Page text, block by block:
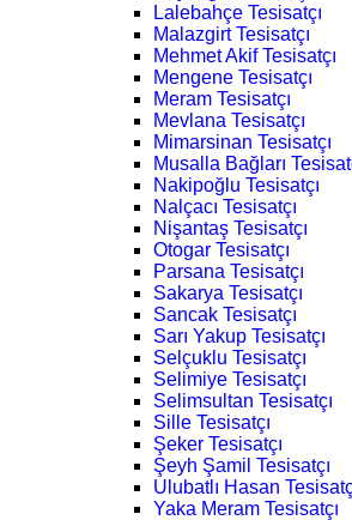
Lalebahçe Tesisatçı
Malazgirt Tesisatçı
Mehmet Akif Tesisatçı
Mengene Tesisatçı
Meram Tesisatçı
Mevlana Tesisatçı
Mimarsinan Tesisatçı
Musalla Bağları
Nakipoğlu Tesisatçı
Nalçacı Tesisatçı
Nişantaş Tesisatçı
Otogar Tesisatçı
Parsana Tesisatçı
Sakarya Tesisatçı
Sancak Tesisatçı
Sarı Yakup Tesisatçı
Selçuklu Tesisatçı
Selimiye Tesisatçı
Selimsultan Tesisatçı
Sille Tesisatçı
Şeker Tesisatçı
Şeyh Şamil Tesisatçı
Ulubatlı Hasan
Yaka Meram Tesisatçı